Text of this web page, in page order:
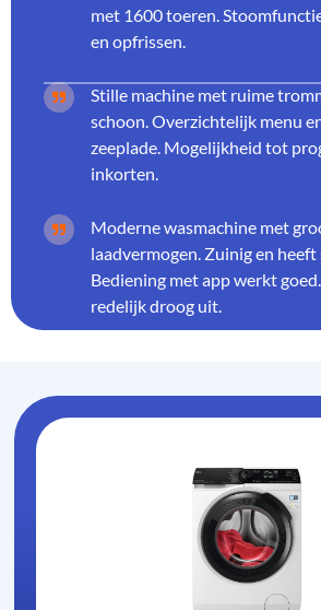
met 1600 toeren.
en opfrissen.
Stille machine met ruime
schoon. Overzichtelijk menu
zeeplade. Mogelijkheid tot
inkorten.
Moderne wasmachine met
laadvermogen. Zuinig en
Bediening met app werkt
redelijk droog uit.